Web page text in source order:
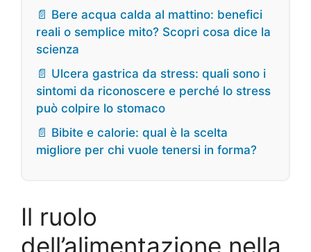
📄 Bere acqua calda al mattino: benefici
reali o semplice mito? Scopri cosa dice la
scienza
📄 Ulcera gastrica da stress: quali sono i
sintomi da riconoscere e perché lo stress
può colpire lo stomaco
📄 Bibite e calorie: qual è la scelta
migliore per chi vuole tenersi in forma?
Il ruolo
dell’alimentazione nella